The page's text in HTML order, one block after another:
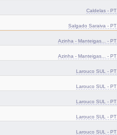
Caldelas - PT
Salgado Saraiva - PT
Azinha - Manteigas... - PT
Azinha - Manteigas... - PT
Larouco SUL - PT
Larouco SUL - PT
Larouco SUL - PT
Larouco SUL - PT
Larouco SUL - PT